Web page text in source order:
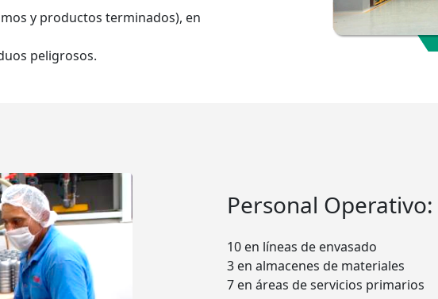
y productos terminados), en
peligrosos.
Personal Operativo:
10 en líneas de envasado
3 en almacenes de materiales
7 en áreas de servicios primarios